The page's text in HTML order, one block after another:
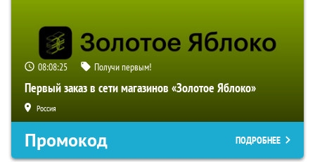
08:08:24 Получи первым!
Первый заказ в сети магазинов «Золотое Яблоко»
Россия
Промокод ПОДРОБНЕЕ